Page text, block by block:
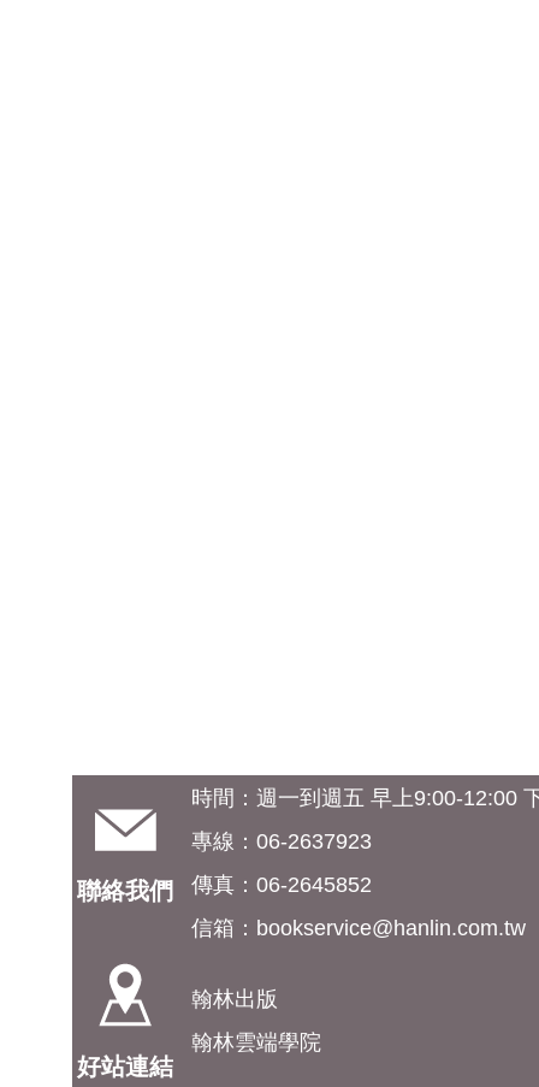
聯絡我們
時間：週一到週五 早上9:00-12:00
專線：06-2637923
傳真：06-2645852
信箱： bookservice@hanlin.com.tw
好站連結
翰林出版
翰林雲端學院